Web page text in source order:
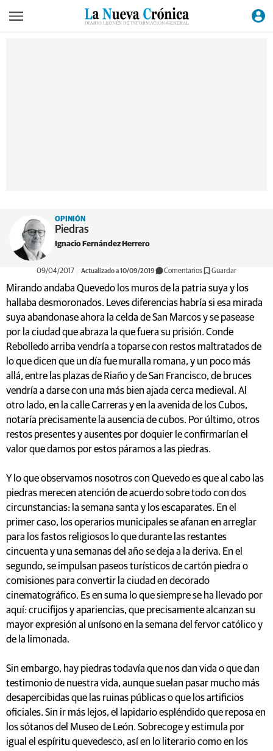
OPINIÓN
Piedras
Ignacio Fernández Herrero
09/04/2017 Actualizado a 10/09/2019 Comentarios Guardar
Mirando andaba Quevedo los muros de la patria suya y los
hallaba desmoronados. Leves diferencias habría si esa mirada
suya abandonase ahora la celda de San Marcos y se pasease
por la ciudad que abraza la que fuera su prisión. Conde
Rebolledo arriba vendría a toparse con restos maltratados de
lo que dicen que un día fue muralla romana, y un poco más
allá, entre las plazas de Riaño y de San Francisco, de bruces
vendría a darse con una más bien ajada cerca medieval. Al
otro lado, en la calle Carreras y en la avenida de los Cubos,
notaría precisamente la ausencia de cubos. Por último, otros
restos presentes y ausentes por doquier le confirmarían el
valor que damos por estos páramos a las piedras.
Y lo que observamos nosotros con Quevedo es que al cabo las
piedras merecen atención de acuerdo sobre todo con dos
circunstancias: la semana santa y los escaparates. En el
primer caso, los operarios municipales se afanan en arreglar
para los fastos religiosos lo que durante las restantes
cincuenta y una semanas del año se deja a la deriva. En el
segundo, se impulsan paseos turísticos de cartón piedra o
comisiones para convertir la ciudad en decorado
cinematográfico. Es en suma lo que siempre se ha llevado por
aquí: crucifijos y apariencias, que precisamente alcanzan su
mayor expresión al unísono en la semana del fervor católico y
de la limonada.
Sin embargo, hay piedras todavía que nos dan vida o que dan
testimonio de nuestra vida, aunque suelan pasar mucho más
desapercibidas que las ruinas públicas o que los artificios
oficiales. Sin ir más lejos, el lapidario espléndido que reposa en
los sótanos del Museo de León. Sobrecoge y estimula por
igual el espíritu quevedesco, así en lo literario como en los